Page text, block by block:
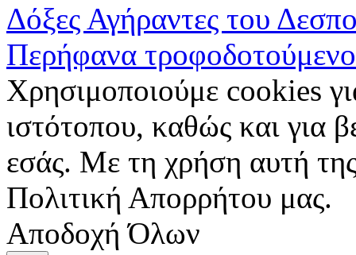
Δόξες Αγήραντες του
Περήφανα
Χρησιμοποιούμε cookies
ιστότοπου, καθώς και για
εσάς. Με τη χρήση αυτή
Πολιτική Απορρήτου μας.
Αποδοχή Όλων